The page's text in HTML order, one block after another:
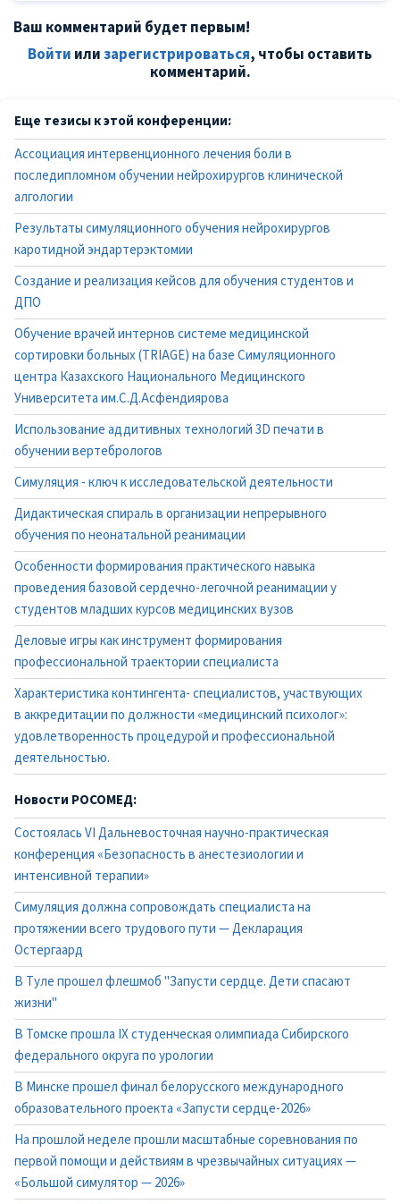
Ваш комментарий будет первым!
Войти илизарегистрироваться, чтобы оставить
комментарий.
Еще тезисы к этой конференции:
Ассоциация интервенционного лечения боли в
последипломном обучении нейрохирургов клинической
алгологии
Результаты симуляционного обучения нейрохирургов
каротидной эндартерэктомии
Создание и реализация кейсов для обучения студентов и
ДПО
Обучение врачей интернов системе медицинской
сортировки больных (TRIAGE) на базе Симуляционного
центра Казахского Национального Медицинского
Университета им.С.Д.Асфендиярова
Использование аддитивных технологий 3D печати в
обучении вертебрологов
Симуляция - ключ к исследовательской деятельности
Дидактическая спираль в организации непрерывного
обучения по неонатальной реанимации
Особенности формирования практического навыка
проведения базовой сердечно-легочной реанимации у
студентов младших курсов медицинских вузов
Деловые игры как инструмент формирования
профессиональной траектории специалиста
Характеристика контингента- специалистов, участвующих
в аккредитации по должности «медицинский психолог»:
удовлетворенность процедурой и профессиональной
деятельностью.
Новости РОСОМЕД:
Состоялась VI Дальневосточная научно-практическая
конференция «Безопасность в анестезиологии и
интенсивной терапии»
Симуляция должна сопровождать специалиста на
протяжении всего трудового пути — Декларация
Остергаард
В Туле прошел флешмоб "Запусти сердце. Дети спасают
жизни"
В Томске прошла IX студенческая олимпиада Сибирского
федерального округа по урологии
В Минске прошел финал белорусского международного
образовательного проекта «Запусти сердце-2026»
На прошлой неделе прошли масштабные соревнования по
первой помощи и действиям в чрезвычайных ситуациях —
«Большой симулятор — 2026»